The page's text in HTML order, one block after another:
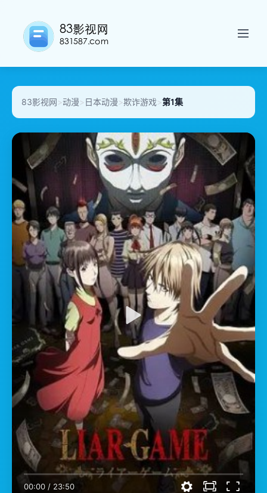
83影视网>动漫> 日本动漫>欺诈游戏>第1集
00:00 / 23:50